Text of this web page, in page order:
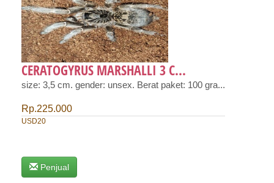
CERATOGYRUS MARSHALLI 3 C...
size: 3,5 cm. gender: unsex. Berat paket: 100 gra...
Rp.225.000
USD20
Penjual